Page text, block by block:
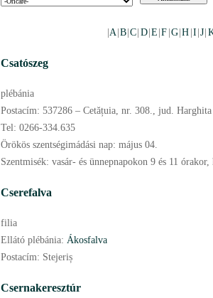
|A B |C D |E |F G |H I |J
Csatószeg
plébánia
Postacím: 537286 – Cetățuia, nr. 308., jud. Harghita
Tel: 0266-334.635
Örökös szentségimádási nap: május 04.
Szentmisék: vasár- és ünnepnapokon 9 és 11
Cserefalva
filia
Ellátó plébánia: Ákosfalva
Postacím: Stejeriș
Csernakeresztúr